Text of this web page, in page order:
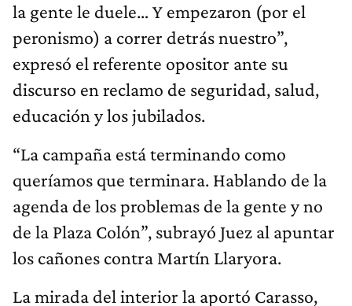
la gente le duele… Y empezaron (por el
peronismo) a correr detrás nuestro”,
expresó el referente opositor ante su
discurso en reclamo de seguridad, salud,
educación y los jubilados.
“La campaña está terminando como
queríamos que terminara. Hablando de la
agenda de los problemas de la gente y no
de la Plaza Colón”, subrayó Juez al apuntar
los cañones contra Martín Llaryora.
La mirada del interior la aportó Carasso,